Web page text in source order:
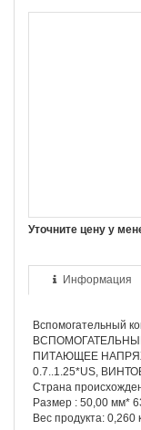
Уточните цену у
Информация
Вспомогательный
ПИТАЮЩЕЕ
0.7..1.25*US,
Страна
Размер : 50,00 мм*
Вес продукта: 0,260